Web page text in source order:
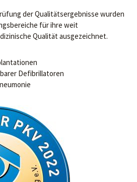
der Qualitätsergebnisse wurden
für ihre weit
Qualität ausgezeichnet.
Defibrillatoren